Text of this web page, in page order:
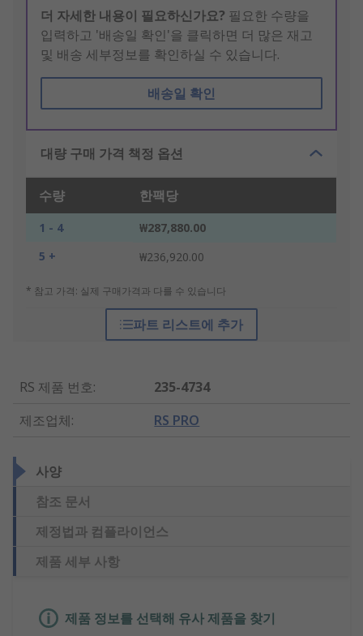
더 자세한 내용이 필요하신가요? 필요한 수량을
입력하고 '배송일 확인'을 클릭하면 더 많은 재고
및 배송 세부정보를 확인하실 수 있습니다.
배송일 확인
대량 구매 가격 책정 옵션
수량 한팩당
1 - 4
₩287,880.00
5 +
₩236,920.00
* 참고 가격: 실제 구매가격과 다를 수 있습니다
파트 리스트에 추가
RS 제품 번호:
235-4734
제조업체: RS PRO
사양
참조 문서
제정법과 컴플라이언스
제품 세부 사항
제품 정보를 선택해 유사 제품을 찾기